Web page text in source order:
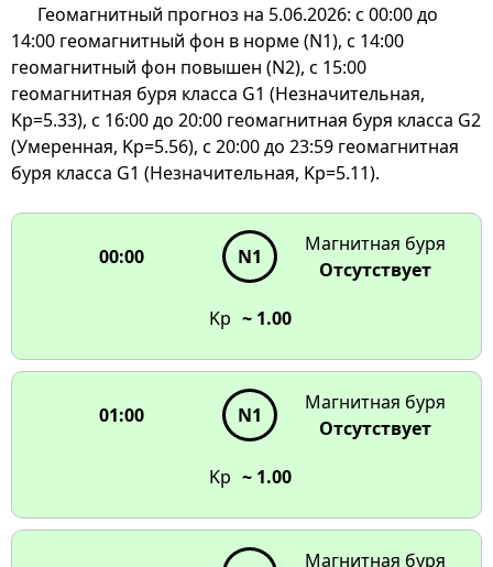
N1
N1
N1
N1
N1
G2
G2
G1
G1
G1
G1
Геомагнитная активность
в течение 24 часов
чтобы увидеть детали
00:00
01:00
03:00
12:00
20:00
21:00
23:00
Геомагнитный прогноз на 5.06.2026: с 00:00 до
14:00 геомагнитный фон в норме (N1), с 14:00
геомагнитный фон повышен (N2), с 15:00
геомагнитная буря класса G1 (Незначительная,
Kp=5.33), с 16:00 до 20:00 геомагнитная буря класса G2
(Умеренная, Kp=5.56), с 20:00 до 23:59 геомагнитная
буря класса G1 (Незначительная, Kp=5.11).
00:00 N1
Магнитная буря
Отсутствует
Kp ~ 1.00
01:00 N1
Магнитная буря
Отсутствует
Kp ~ 1.00
Магнитная буря